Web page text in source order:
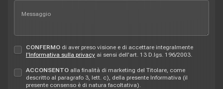
CONFERMO di aver preso visione e di accettare integralmente
l'Informativa sulla privacy ai sensi dell'art. 13 D.lgs. 196/2003.
ACCONSENTO alla finalità di marketing del Titolare, come
descritto al paragrafo 3, lett. c), della presente Informativa (il
presente consenso è di natura facoltativa).